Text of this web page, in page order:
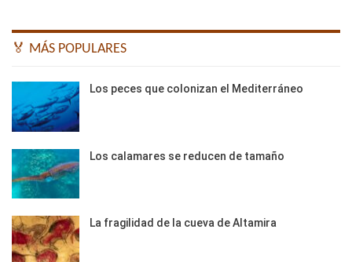
🏅 MÁS POPULARES
Los peces que colonizan el Mediterráneo
Los calamares se reducen de tamaño
La fragilidad de la cueva de Altamira